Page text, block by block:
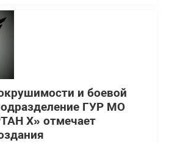
и боевой
ГУР МО
Х» отмечает